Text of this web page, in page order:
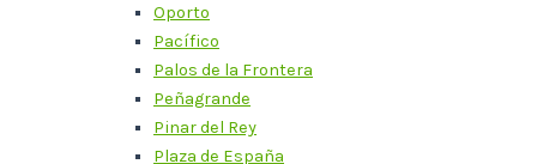
Oporto
Pacífico
Palos de la Frontera
Peñagrande
Pinar del Rey
Plaza de España